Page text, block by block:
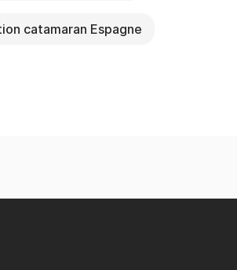
catamaran Espagne